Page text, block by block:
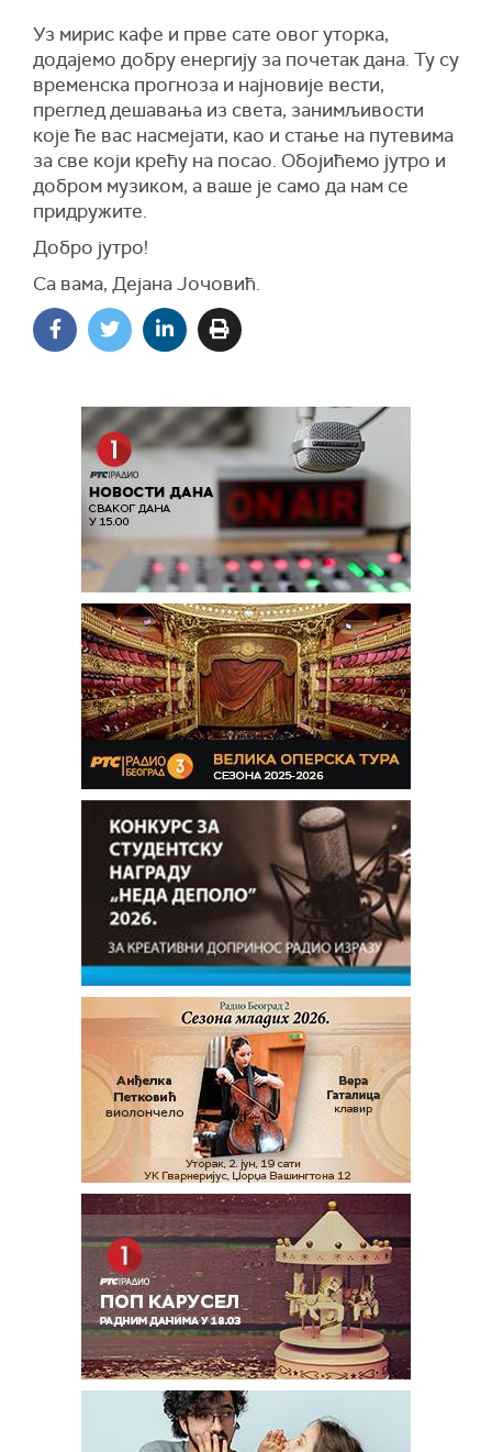
Уз мирис кафе и прве сате овог уторка,
додајемо добру енергију за почетак дана. Ту су
временска прогноза и најновије вести,
преглед дешавања из света, занимљивости
које ће вас насмејати, као и стање на путевима
за све који крећу на посао. Обојићемо јутро и
добром музиком, а ваше је само да нам се
придружите.
Добро јутро!
Са вама, Дејана Јочовић.